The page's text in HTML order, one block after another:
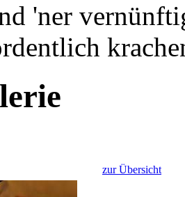
'ner
zur Übersicht